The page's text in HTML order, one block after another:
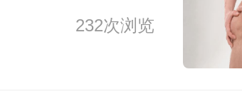
232次浏览